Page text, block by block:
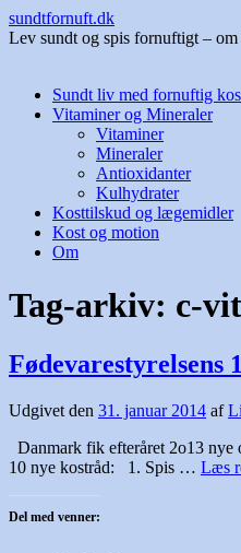
sundtfornuft.dk
Lev sundt og spis fornuftigt –
Hop
Sundt liv med fornuftig
Vitaminer og Mineraler
Vitaminer
Mineraler
Antioxidanter
Kulhydrater
Kosttilskud og lægemidler
Kost og motion
Om
Tag-arkiv: c-
Fødevarestyrelsens
Udgivet den 31. januar 2014 af
Danmark fik efteråret 2o13 nye
10 nye kostråd: 1. Spis … Læs
Del med venner: